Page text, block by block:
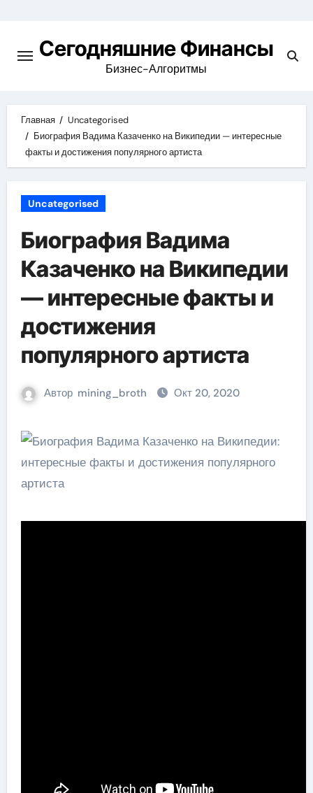
содержимомуСегодняшние Финансы
Бизнес-Алгоритмы
Главная
Uncategorised
Биография Вадима Казаченко на Википедии — интересные
факты и достижения популярного артиста
Uncategorised
Биография Вадима
Казаченко на Википедии
— интересные факты и
достижения
популярного артиста
Автор mining_broth Окт 20, 2020